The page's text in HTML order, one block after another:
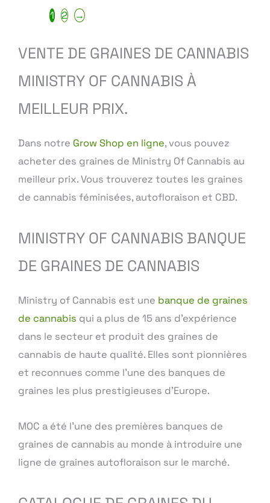
1 2 →
VENTE DE GRAINES DE CANNABIS
MINISTRY OF CANNABIS À
MEILLEUR PRIX.
Dans notre Grow Shop en ligne, vous pouvez
acheter des graines de Ministry Of Cannabis au
meilleur prix. Vous trouverez toutes les graines
de cannabis féminisées, autofloraison et CBD.
MINISTRY OF CANNABIS BANQUE
DE GRAINES DE CANNABIS
Ministry of Cannabis est une banque de graines
de cannabis qui a plus de 15 ans d’expérience
dans le secteur et produit des graines de
cannabis de haute qualité. Elles sont pionnières
et reconnues comme l’une des banques de
graines les plus prestigieuses d’Europe.
MOC a été l’une des premières banques de
graines de cannabis au monde à introduire une
ligne de graines autofloraison sur le marché.